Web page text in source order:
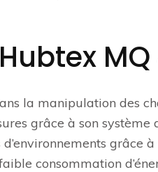
MQ
la manipulation des
grâce à son système
grâce
consommation